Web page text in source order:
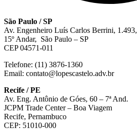
São Paulo / SP
Av. Engenheiro Luís Carlos Berrini, 1.493,
15º Andar, São Paulo – SP
CEP 04571-011
Telefone: (11) 3876-1360
Email: contato@lopescastelo.adv.br
Recife / PE
Av. Eng. Antônio de Góes, 60 – 7ª And.
JCPM Trade Center – Boa Viagem
Recife, Pernambuco
CEP: 51010-000